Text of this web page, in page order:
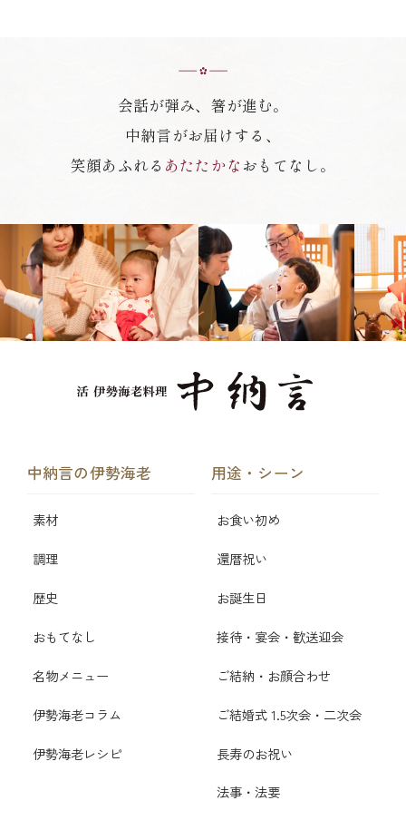
会話が弾み、箸が進む。
中納言がお届けする、
笑顔あふれる あたたかな おもてなし。
中納言の伊勢海老
素材
調理
歴史
おもてなし
名物メニュー
伊勢海老コラム
伊勢海老レシピ
用途・シーン
お食い初め
還暦祝い
お誕生日
接待・宴会・歓送迎会
ご結納・お顔合わせ
ご結婚式 1.5次会・二次会
長寿のお祝い
法事・法要